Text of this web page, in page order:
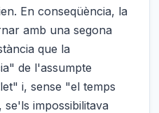
En conseqüència, la
amb una segona
que la
de l'assumpte
i, sense "el temps
impossibilitava